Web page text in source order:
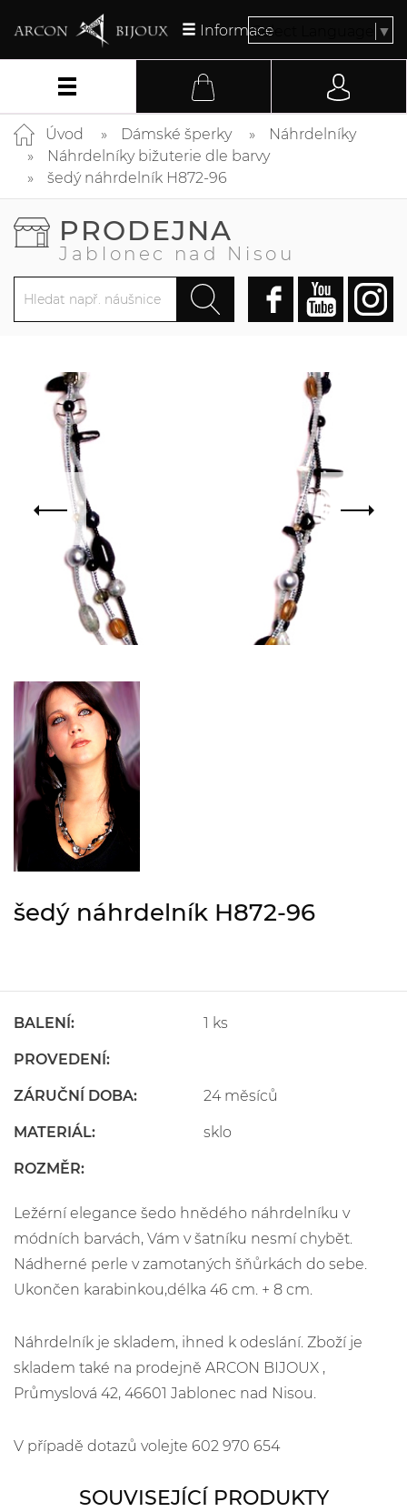
InformaceSelect Language ▼
Úvod Dámské šperky
Náhrdelníky
Náhrdelníky bižuterie dle barvy
šedý náhrdelník H872-96
PRODEJNA
Jablonec nad Nisou
šedý náhrdelník H872-96
BALENÍ: 1 ks
PROVEDENÍ:
ZÁRUČNÍ DOBA: 24 měsíců
MATERIÁL: sklo
ROZMĚR:
Ležérní elegance šedo hnědého náhrdelníku v
módních barvách, Vám v šatníku nesmí chybět.
Nádherné perle v zamotaných šňůrkách do sebe.
Ukončen karabinkou,délka 46 cm. + 8 cm.
Náhrdelník je skladem, ihned k odeslání. Zboží je
skladem také na prodejně ARCON BIJOUX ,
Průmyslová 42, 46601 Jablonec nad Nisou.
V případě dotazů volejte 602 970 654
SOUVISEJÍCÍ PRODUKTY